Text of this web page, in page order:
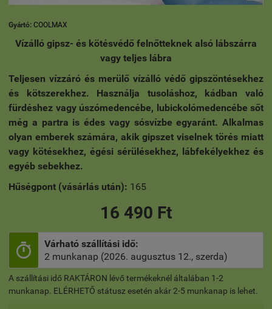
Gyártó: COOLMAX
Vízálló gipsz- és kötésvédő felnőtteknek alsó lábszárra
vagy teljes lábra
Teljesen vízzáró és merülő vízálló védő gipszöntésekhez
és kötszerekhez. Használja tusoláshoz, kádban való
fürdéshez vagy úszómedencébe, lubickolómedencébe sőt
még a partra is édes vagy sósvízbe egyaránt. Alkalmas
olyan emberek számára, akik gipszet viselnek törés miatt
vagy kötésekhez, égési sérülésekhez, lábfekélyekhez és
egyéb sebekhez.
Hűségpont (vásárlás után): 165
16 490 Ft

Várható szállítási idő:
2 munkanap (2026. augusztus 12., szerda)
A szállítási idő RAKTÁRON lévő termékeknél általában 1-2
munkanap. ELÉRHETŐ státusz esetén akár 2-5 munkanap is lehet.